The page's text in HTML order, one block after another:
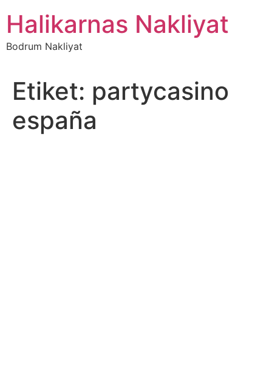
atlaHalikarnas Nakliyat
Bodrum Nakliyat
Etiket: partycasino
españa